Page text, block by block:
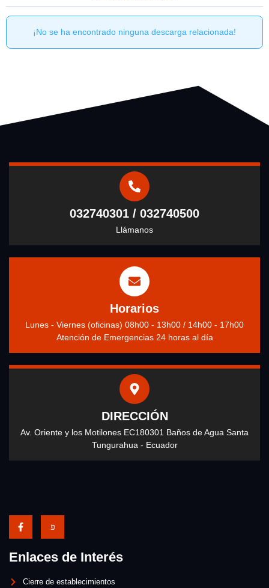
¡No se ha encontrado ninguna descarga relacionada!
032740301 / 032740500
Llámanos
Horarios
Lunes - Viernes (oficinas) 08h00 - 13h00 / 14h00 - 17h00
Atención de Emergencias 24 horas al día
DIRECCIÓN
Av. Oriente y los Motilones EC180301 Baños de Agua Santa
Tungurahua - Ecuador
Enlaces de Interés
Cierre de establecimientos